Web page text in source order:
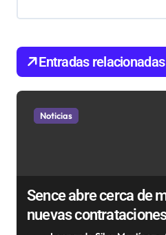
ó
e
Entradas relacionadas
Noticias
Sence abre cerca de
nuevas